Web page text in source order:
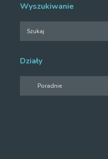
Wyszukiwanie
Działy